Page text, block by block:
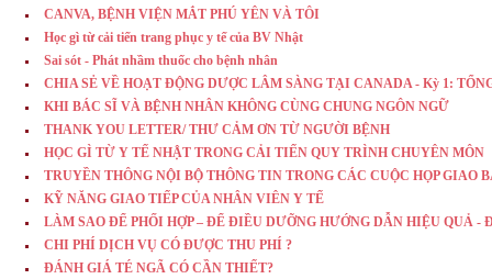
CANVA, BỆNH VIỆN MẮT PHÚ YÊN VÀ TÔI
Học gì từ cải tiến trang phục y tế của BV Nhật
Sai sót - Phát nhầm thuốc cho bệnh nhân
CHIA SẺ VỀ HOẠT ĐỘNG DƯỢC LÂM SÀNG TẠI CANADA - Kỳ 1:
KHI BÁC SĨ VÀ BỆNH NHÂN KHÔNG CÙNG CHUNG NGÔN NGỮ
THANK YOU LETTER/ THƯ CẢM ƠN TỪ NGƯỜI BỆNH
HỌC GÌ TỪ Y TẾ NHẬT TRONG CẢI TIẾN QUY TRÌNH CHUYÊN MÔN
TRUYỀN THÔNG NỘI BỘ THÔNG TIN TRONG CÁC CUỘC HỌP GIAO
KỸ NĂNG GIAO TIẾP CỦA NHÂN VIÊN Y TẾ
LÀM SAO ĐỂ PHỐI HỢP – ĐỂ ĐIỀU DƯỠNG HƯỚNG DẪN HIỆU QUẢ -
CHI PHÍ DỊCH VỤ CÓ ĐƯỢC THU PHÍ ?
ĐÁNH GIÁ TÉ NGÃ CÓ CẦN THIẾT?